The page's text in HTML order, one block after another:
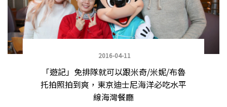
2016-04-11
「遊記」免排隊就可以跟米奇/米妮/布魯
托拍照拍到爽，東京迪士尼海洋必吃水平
線海灣餐廳